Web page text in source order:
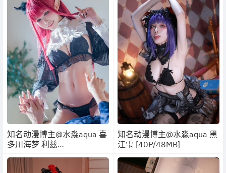
知名动漫博主@水淼aqua 喜
多川海梦 利兹
知名动漫博主@水淼aqua 黑
江雫 [40P/48MB]